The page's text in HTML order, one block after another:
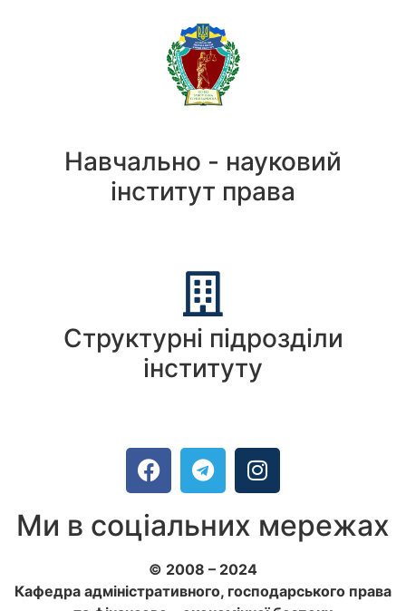
Навчально - науковий
інститут права
Структурні підрозділи
інституту
Ми в соціальних мережах
© 2008 – 2024
Кафедра адміністративного, господарського права